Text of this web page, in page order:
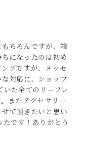
ちろんですが、箱
になったのは初め
グですが、メッセ
対応に、ショップ
た全てのリーフレ
またアクセサリー
て頂きたいと思い
です！ありがとう